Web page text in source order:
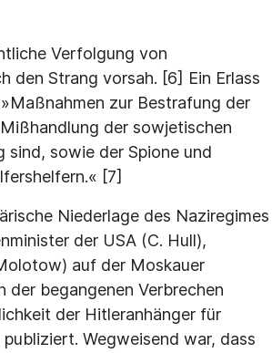
Verfolgung von
den Strang vorsah. [6] Ein Erlass
zur Bestrafung der
der sowjetischen
sind, sowie der Spione und
[7]
Niederlage des Naziregimes
der USA (C. Hull),
auf der Moskauer
begangenen Verbrechen
der Hitleranhänger für
Wegweisend war, dass